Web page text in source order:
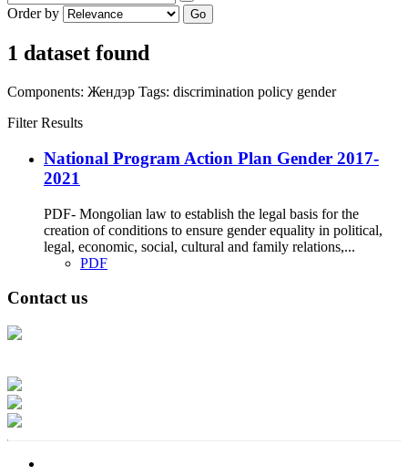
Order by Go
1 dataset found
Components: Жендэр Tags: discrimination policy gender
Filter Results
National Program Action Plan Gender 2017-
2021
PDF- Mongolian law to establish the legal basis for the
creation of conditions to ensure gender equality in political,
legal, economic, social, cultural and family relations,...
PDF
Contact us